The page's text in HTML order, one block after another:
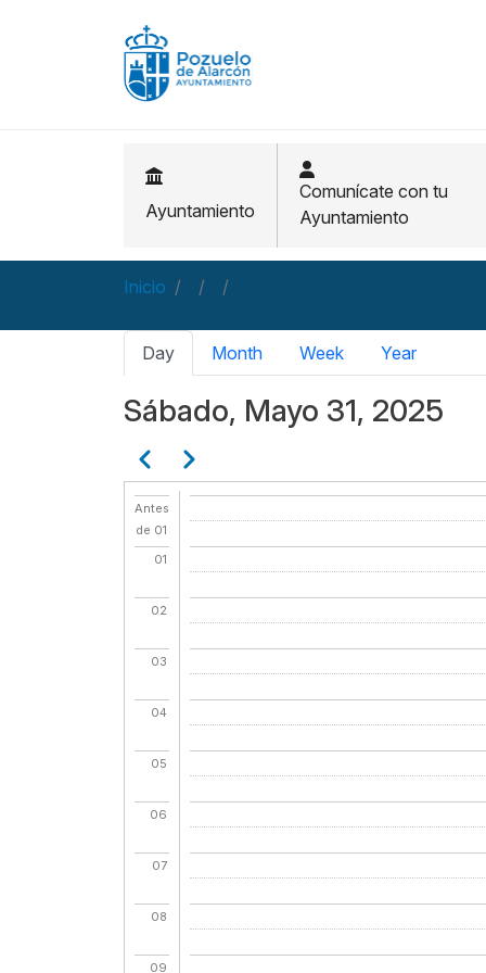
Ayuntamiento
Comunícate con tu
Ayuntamiento
Inicio
Solapas principales
Day Month Week Year
Sábado, Mayo 31, 2025
Paginación
AnteriorSiguiente
Antes
de 01
01
02
03
04
05
06
07
08
09